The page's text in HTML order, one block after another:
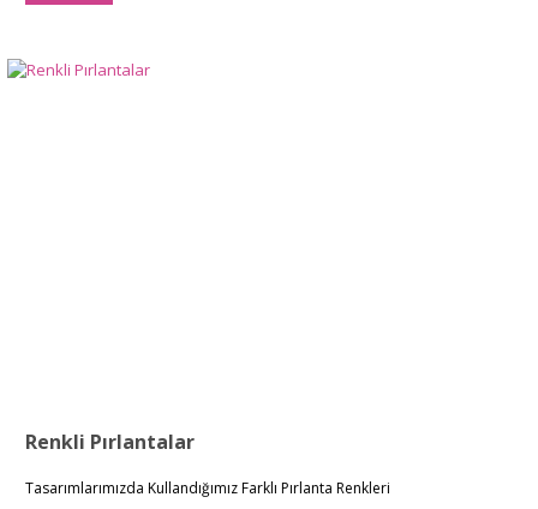
Renkli Pırlantalar
Tasarımlarımızda Kullandığımız Farklı Pırlanta Renkleri